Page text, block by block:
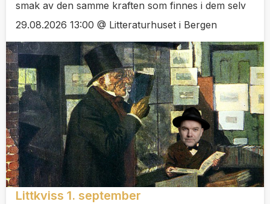
smak av den samme kraften som finnes i dem selv
29.08.2026 13:00 @ Litteraturhuset i Bergen
Littkviss 1. september